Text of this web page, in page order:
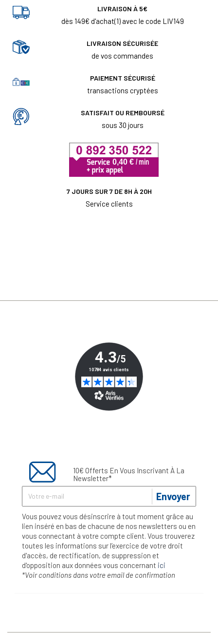
LIVRAISON À 5€
dès 149€ d'achat(1) avec le code LIV149
LIVRAISON SÉCURISÉE
de vos commandes
PAIEMENT SÉCURISÉ
transactions cryptées
SATISFAIT OU REMBOURSÉ
sous 30 jours
7 JOURS SUR 7 DE 8H À 20H
Service clients
10€ Offerts En Vous Inscrivant À La
Newsletter*
Envoyer
Vous pouvez vous désinscrire à tout moment grâce au
lien inséré en bas de chacune de nos newsletters ou en
vous connectant à votre compte client. Vous trouverez
toutes les informations sur l’exercice de votre droit
d'accès, de rectification, de suppression et
d'opposition aux données vous concernant ici
*Voir conditions dans votre email de confirmation